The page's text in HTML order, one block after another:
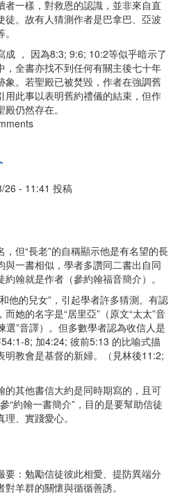
者一樣，對救恩的認識，並非來自直
徒。故有人猜測作者是巴拿巴、亞波
成 ， 因為8:3; 9:6; 10:2等似乎暗示了
，全書亦找不到任何有關主後七十年
象。若聖殿已被焚毀，作者在強調舊
用此事以表明舊約禮儀的結束，但作
仍然存在。
26 - 11:41 投稿
但“長老”的自稱顯示他是有名望的長
與一書相似，學者多讚同二書出自同
翰就是作者（參約翰福音簡介）。
他的兒女”，引起學者許多猜測。有認
她的名字是“居里亞”（原文“太太”音
選”音譯）。但多數學者認為收信人是
8; 加4:24; 彼前5:13 的比喻式描
明教會是基督的新婦。（見林後11:2;
的其他書信大約是同時期寫的，且可
“約翰一書簡介”，目的是要幫助信徒
、實踐愛心。
要：勉勵信徒彼此相愛、提防異端分
羊群的關懷與循循善誘。